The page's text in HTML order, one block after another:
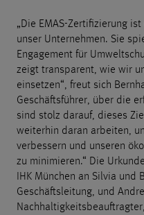
„Die EMAS-Zertifizierung
unser Unternehmen. Sie
Engagement für
zeigt transparent, wie wir
einsetzen“, freut sich
Geschäftsführer, über die
sind stolz darauf, dieses
weiterhin daran arbeiten,
verbessern und unseren
zu minimieren.“ Die
IHK München an Silvia und
Geschäftsleitung, und